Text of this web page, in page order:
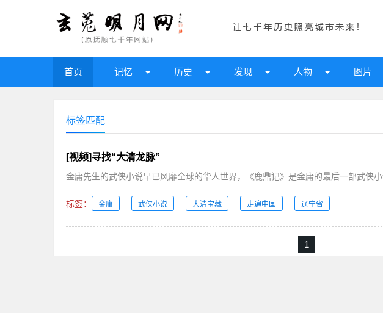
首页 记忆 历史 发现 人物 图片
标签匹配
[视频]寻找“大清龙脉”
金庸先生的武侠小说早已风靡全球的华人世界，《鹿鼎记》是金庸的最后一部武侠
标签： 金庸 武侠小说 大清宝藏 走遍中国 辽宁省
1